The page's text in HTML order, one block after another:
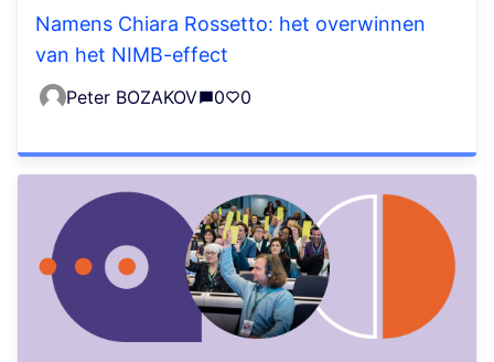
Namens Chiara Rossetto: het overwinnen
van het NIMB-effect
Peter BOZAKOV 0 0